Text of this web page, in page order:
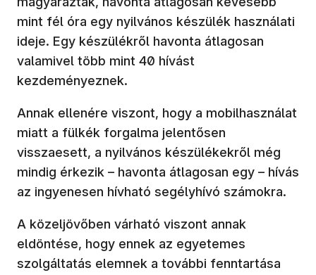
mint fél óra egy nyilvános készülék használati
ideje. Egy készülékről havonta átlagosan
valamivel több mint 40 hívást
kezdeményeznek.
Annak ellenére viszont, hogy a mobilhasználat
miatt a fülkék forgalma jelentősen
visszaesett, a nyilvános készülékekről még
mindig érkezik – havonta átlagosan egy – hívás
az ingyenesen hívható segélyhívó számokra.
A közeljövőben várható viszont annak
eldöntése, hogy ennek az egyetemes
szolgáltatás elemnek a további fenntartása